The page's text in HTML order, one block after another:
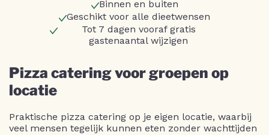
Binnen en buiten
Geschikt voor alle dieetwensen
Tot 7 dagen vooraf gratis
gastenaantal wijzigen
Pizza catering voor groepen op
locatie
Praktische pizza catering op je eigen locatie, waarbij
veel mensen tegelijk kunnen eten zonder wachttijden